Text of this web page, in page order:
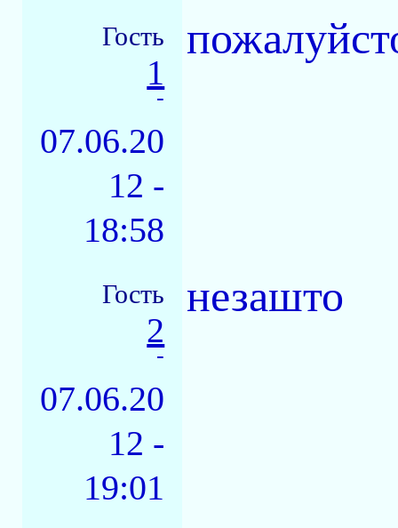
Гость
1
-
07.06.20
12 -
18:58
Гость
2
-
07.06.20
12 -
19:01
незашто